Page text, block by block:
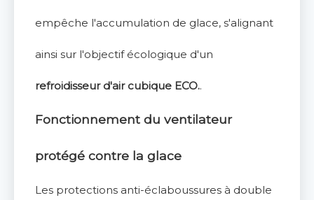
empêche l'accumulation de glace, s'alignant
ainsi sur l'objectif écologique d'un
refroidisseur d'air cubique ECO..
Fonctionnement du ventilateur
protégé contre la glace
Les protections anti-éclaboussures à double